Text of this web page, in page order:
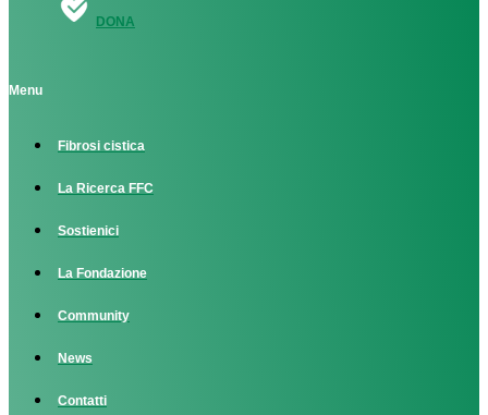
DONA
Menu
Fibrosi cistica
La Ricerca FFC
Sostienici
La Fondazione
Community
News
Contatti